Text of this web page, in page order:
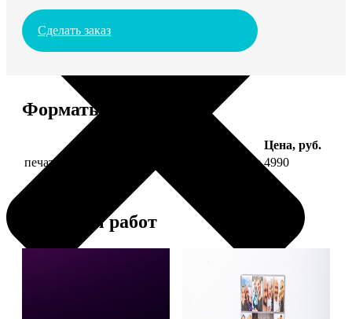
Сделать заказ
Форматы и цены
Цена, руб.
печать фото на холсте 40х60 на подрамнике 4990
Примеры работ